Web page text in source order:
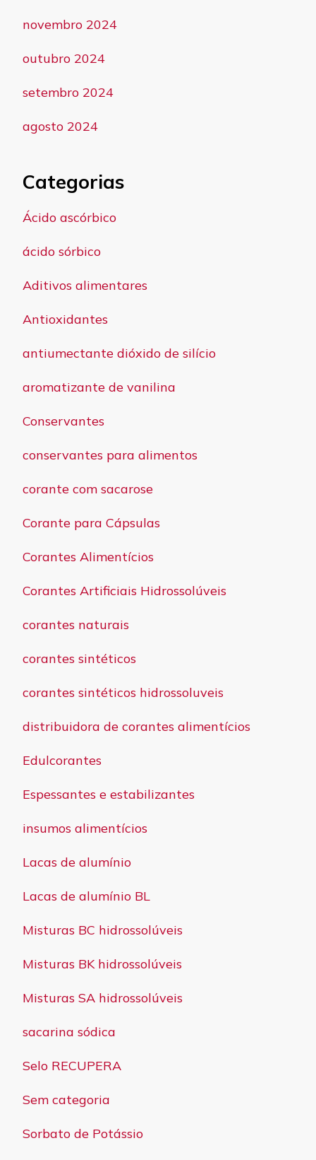
novembro 2024
outubro 2024
setembro 2024
agosto 2024
Categorias
Ácido ascórbico
ácido sórbico
Aditivos alimentares
Antioxidantes
antiumectante dióxido de silício
aromatizante de vanilina
Conservantes
conservantes para alimentos
corante com sacarose
Corante para Cápsulas
Corantes Alimentícios
Corantes Artificiais Hidrossolúveis
corantes naturais
corantes sintéticos
corantes sintéticos hidrossoluveis
distribuidora de corantes alimentícios
Edulcorantes
Espessantes e estabilizantes
insumos alimentícios
Lacas de alumínio
Lacas de alumínio BL
Misturas BC hidrossolúveis
Misturas BK hidrossolúveis
Misturas SA hidrossolúveis
sacarina sódica
Selo RECUPERA
Sem categoria
Sorbato de Potássio